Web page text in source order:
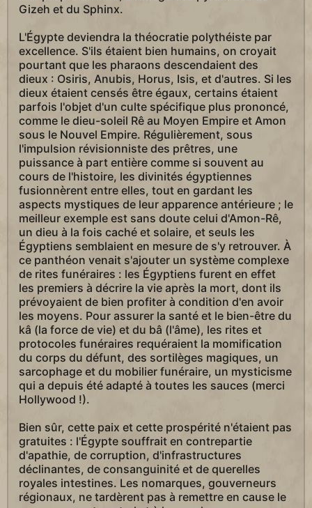
Gizeh et du Sphinx.
L'Égypte deviendra la théocratie polythéiste par
excellence. S'ils étaient bien humains, on croyait
pourtant que les pharaons descendaient des
dieux : Osiris, Anubis, Horus, Isis, et d'autres. Si les
dieux étaient censés être égaux, certains étaient
parfois l'objet d'un culte spécifique plus prononcé,
comme le dieu-soleil Rê au Moyen Empire et Amon
sous le Nouvel Empire. Régulièrement, sous
l'impulsion révisionniste des prêtres, une
puissance à part entière comme si souvent au
cours de l'histoire, les divinités égyptiennes
fusionnèrent entre elles, tout en gardant les
aspects mystiques de leur apparence antérieure ; le
meilleur exemple est sans doute celui d'Amon-Rê,
un dieu à la fois caché et solaire, et seuls les
Égyptiens semblaient en mesure de s'y retrouver. À
ce panthéon venait s'ajouter un système complexe
de rites funéraires : les Égyptiens furent en effet
les premiers à décrire la vie après la mort, dont ils
prévoyaient de bien profiter à condition d'en avoir
les moyens. Pour assurer la santé et le bien-être du
kâ (la force de vie) et du bâ (l'âme), les rites et
protocoles funéraires requéraient la momification
du corps du défunt, des sortilèges magiques, un
sarcophage et du mobilier funéraire, un mysticisme
qui a depuis été adapté à toutes les sauces (merci
Hollywood !).
Bien sûr, cette paix et cette prospérité n'étaient pas
gratuites : l'Égypte souffrait en contrepartie
d'apathie, de corruption, d'infrastructures
déclinantes, de consanguinité et de querelles
royales intestines. Les nomarques, gouverneurs
régionaux, ne tardèrent pas à remettre en cause le